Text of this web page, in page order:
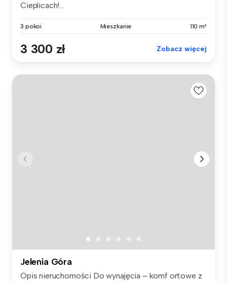
Cieplicach!...
3 pokoi Mieszkanie 110 m²
3 300 zł Zobacz więcej
Jelenia Góra
Opis nieruchomości Do wynajęcia – komf ortowe z